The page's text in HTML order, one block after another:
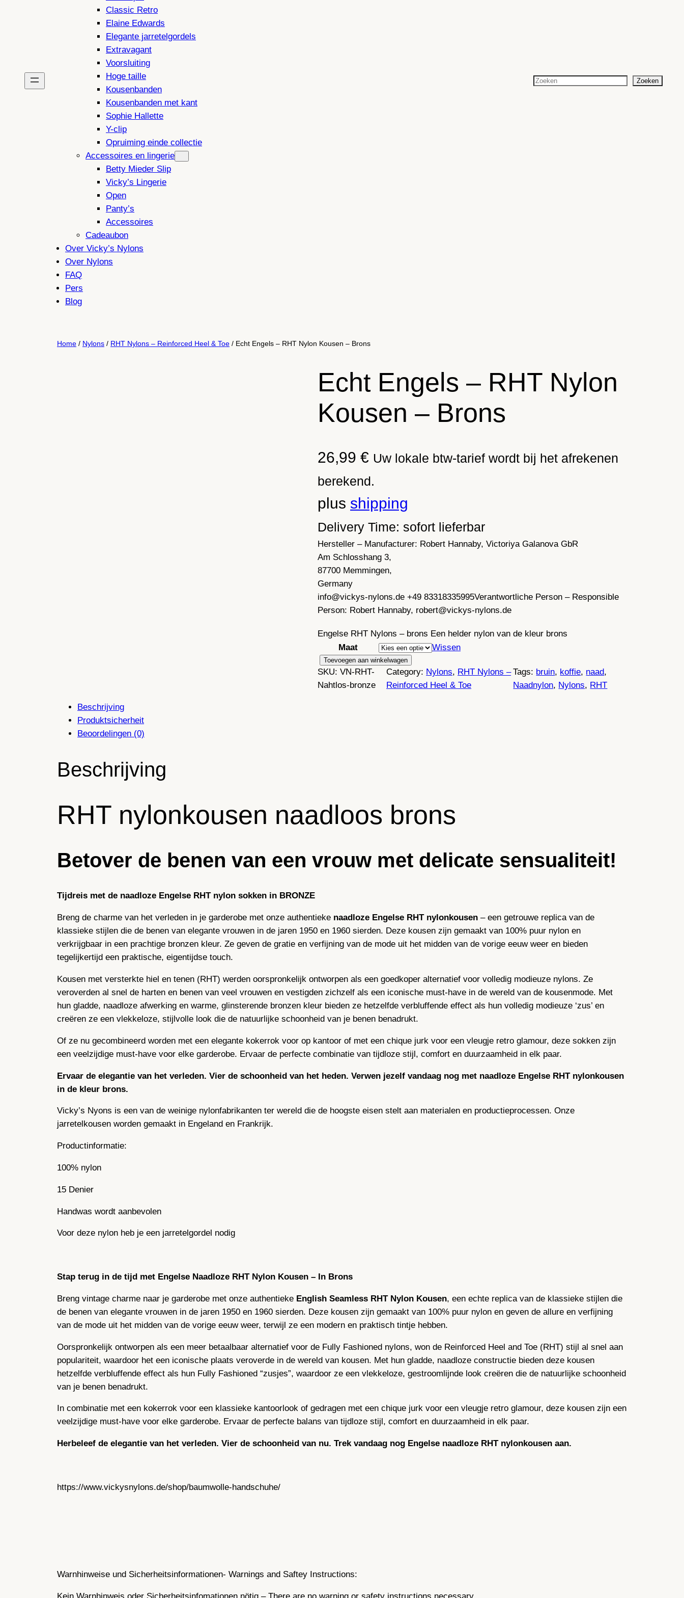
Classic Retro
Elaine Edwards
Elegante jarretelgordels
Extravagant
Voorsluiting
Hoge taille
Kousenbanden
Kousenbanden met kant
Sophie Hallette
Y-clip
Opruiming einde collectie
Accessoires en lingerie
Betty Mieder Slip
Vicky’s Lingerie
Open
Panty’s
Accessoires
Cadeaubon
Over Vicky’s Nylons
Over Nylons
FAQ
Pers
Blog
Zoeken Zoeken
Home / Nylons / RHT Nylons – Reinforced Heel & Toe / Echt Engels – RHT Nylon Kousen – Brons
Echt Engels – RHT Nylon
Kousen – Brons
26,99 € Uw lokale btw-tarief wordt bij het afrekenen
berekend.
plus shipping
Delivery Time: sofort lieferbar
Hersteller – Manufacturer: Robert Hannaby, Victoriya Galanova GbR
Am Schlosshang 3,
87700 Memmingen,
Germany
info@vickys-nylons.de +49 83318335995Verantwortliche Person – Responsible
Person: Robert Hannaby, robert@vickys-nylons.de
Engelse RHT Nylons – brons Een helder nylon van de kleur brons
Maat
Wissen
c
h
H
y
K
n
–
B
r
n
s
a
t
Toevoegen aan winkelwagen
SKU: VN-RHT-
Nahtlos-bronze
Category: Nylons, RHT Nylons –
Reinforced Heel & Toe
Tags: bruin, koffie, naad
Naadnylon, Nylons, RHT
Beschrijving
Produktsicherheit
Beoordelingen (0)
Beschrijving
RHT nylonkousen naadloos brons
Betover de benen van een vrouw met delicate sensualiteit!
Tijdreis met de naadloze Engelse RHT nylon sokken in BRONZE
Breng de charme van het verleden in je garderobe met onze authentieke naadloze Engelse RHT nylonkousen – een getrouwe replica van de
klassieke stijlen die de benen van elegante vrouwen in de jaren 1950 en 1960 sierden. Deze kousen zijn gemaakt van 100% puur nylon en
verkrijgbaar in een prachtige bronzen kleur. Ze geven de gratie en verfijning van de mode uit het midden van de vorige eeuw weer en bieden
tegelijkertijd een praktische, eigentijdse touch.
Kousen met versterkte hiel en tenen (RHT) werden oorspronkelijk ontworpen als een goedkoper alternatief voor volledig modieuze nylons. Ze
veroverden al snel de harten en benen van veel vrouwen en vestigden zichzelf als een iconische must-have in de wereld van de kousenmode. Met
hun gladde, naadloze afwerking en warme, glinsterende bronzen kleur bieden ze hetzelfde verbluffende effect als hun volledig modieuze ‘zus’ en
creëren ze een vlekkeloze, stijlvolle look die de natuurlijke schoonheid van je benen benadrukt.
Of ze nu gecombineerd worden met een elegante kokerrok voor op kantoor of met een chique jurk voor een vleugje retro glamour, deze sokken zijn
een veelzijdige must-have voor elke garderobe. Ervaar de perfecte combinatie van tijdloze stijl, comfort en duurzaamheid in elk paar.
Ervaar de elegantie van het verleden. Vier de schoonheid van het heden. Verwen jezelf vandaag nog met naadloze Engelse RHT nylonkousen
in de kleur brons.
Vicky’s Nyons is een van de weinige nylonfabrikanten ter wereld die de hoogste eisen stelt aan materialen en productieprocessen. Onze
jarretelkousen worden gemaakt in Engeland en Frankrijk.
Productinformatie:
100% nylon
15 Denier
Handwas wordt aanbevolen
Voor deze nylon heb je een jarretelgordel nodig
Stap terug in de tijd met Engelse Naadloze RHT Nylon Kousen – In Brons
Breng vintage charme naar je garderobe met onze authentieke English Seamless RHT Nylon Kousen, een echte replica van de klassieke stijlen die
de benen van elegante vrouwen in de jaren 1950 en 1960 sierden. Deze kousen zijn gemaakt van 100% puur nylon en geven de allure en verfijning
van de mode uit het midden van de vorige eeuw weer, terwijl ze een modern en praktisch tintje hebben.
Oorspronkelijk ontworpen als een meer betaalbaar alternatief voor de Fully Fashioned nylons, won de Reinforced Heel and Toe (RHT) stijl al snel aan
populariteit, waardoor het een iconische plaats veroverde in de wereld van kousen. Met hun gladde, naadloze constructie bieden deze kousen
hetzelfde verbluffende effect als hun Fully Fashioned “zusjes”, waardoor ze een vlekkeloze, gestroomlijnde look creëren die de natuurlijke schoonheid
van je benen benadrukt.
In combinatie met een kokerrok voor een klassieke kantoorlook of gedragen met een chique jurk voor een vleugje retro glamour, deze kousen zijn een
veelzijdige must-have voor elke garderobe. Ervaar de perfecte balans van tijdloze stijl, comfort en duurzaamheid in elk paar.
Herbeleef de elegantie van het verleden. Vier de schoonheid van nu. Trek vandaag nog Engelse naadloze RHT nylonkousen aan.
https://www.vickysnylons.de/shop/baumwolle-handschuhe/
Warnhinweise und Sicherheitsinformationen- Warnings and Saftey Instructions:
Kein Warnhinweis oder Sicherheitsinfomationen nötig – There are no warning or safety instructions necessary.